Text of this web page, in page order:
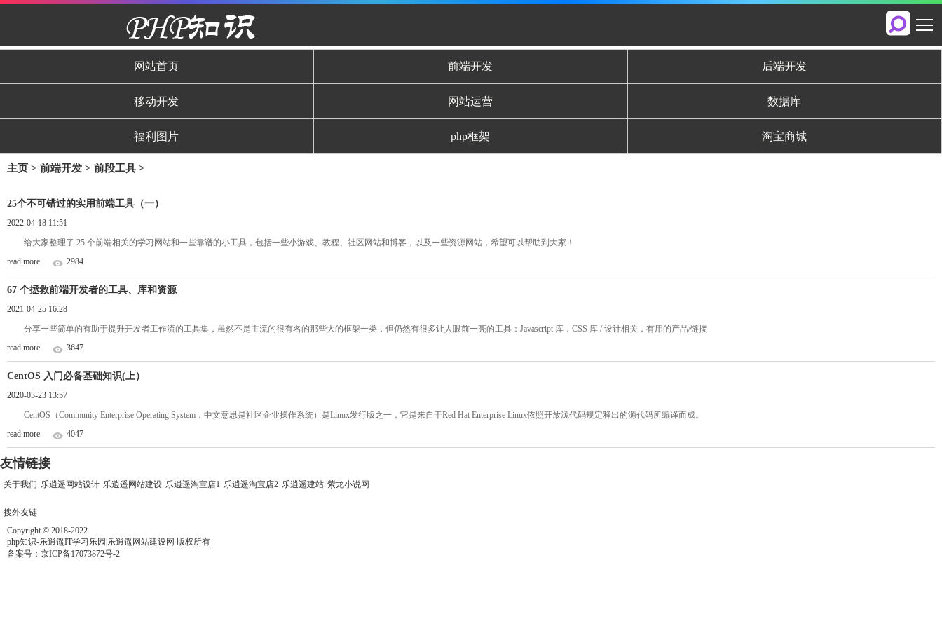
网站首页 前端开发 后端开发
移动开发 网站运营 数据库
福利图片 php框架 淘宝商城
主页 > 前端开发 > 前段工具 >
25个不可错过的实用前端工具（一）
2022-04-18 11:51
给大家整理了 25 个前端相关的学习网站和一些靠谱的小工具，包括一些小游戏、教程、社区网站和博客，以及一些资源网站，希望可以帮助到大家！
read more
2984
67 个拯救前端开发者的工具、库和资源
2021-04-25 16:28
分享一些简单的有助于提升开发者工作流的工具集，虽然不是主流的很有名的那些大的框架一类，但仍然有很多让人眼前一亮的工具：Javascript 库，CSS 库 / 设计相关，有用的产品/链接
read more
3647
CentOS 入门必备基础知识(上）
2020-03-23 13:57
CentOS（Community Enterprise Operating System，中文意思是社区企业操作系统）是Linux发行版之一，它是来自于Red Hat Enterprise Linux依照开放源代码规定释出的源代码所编译而成。
read more
4047
友情链接
关于我们 乐逍遥网站设计 乐逍遥网站建设 乐逍遥淘宝店1 乐逍遥淘宝店2 乐逍遥建站 紫龙小说网
搜外友链
Copyright © 2018-2022
php知识-乐逍遥IT学习乐园|乐逍遥网站建设网 版权所有
备案号： 京ICP备17073872号-2